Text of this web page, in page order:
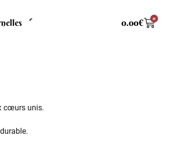
0.00€ 0
cœurs unis.